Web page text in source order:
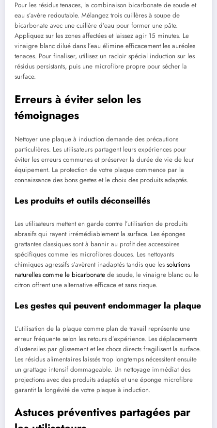
Pour les résidus tenaces, la combinaison bicarbonate de soude et
eau s’avère redoutable. Mélangez trois cuillères à soupe de
bicarbonate avec une cuillère d’eau pour former une pâte.
Appliquez sur les zones affectées et laissez agir 15 minutes. Le
vinaigre blanc dilué dans l’eau élimine efficacement les auréoles
tenaces. Pour finaliser, utilisez un racloir spécial induction sur les
résidus persistants, puis une microfibre propre pour sécher la
surface.
Erreurs à éviter selon les
témoignages
Nettoyer une plaque à induction demande des précautions
particulières. Les utilisateurs partagent leurs expériences pour
éviter les erreurs communes et préserver la durée de vie de leur
équipement. La protection de votre plaque commence par la
connaissance des bons gestes et le choix des produits adaptés.
Les produits et outils déconseillés
Les utilisateurs mettent en garde contre l’utilisation de produits
abrasifs qui rayent irrémédiablement la surface. Les éponges
grattantes classiques sont à bannir au profit des accessoires
spécifiques comme les microfibres douces. Les nettoyants
chimiques agressifs s’avèrent inadaptés tandis que les solutions
naturelles comme le bicarbonate de soude, le vinaigre blanc ou le
citron offrent une alternative efficace et sans risque.
Les gestes qui peuvent endommager la plaque
L’utilisation de la plaque comme plan de travail représente une
erreur fréquente selon les retours d’expérience. Les déplacements
d’ustensiles par glissement et les chocs directs fragilisent la surface.
Les résidus alimentaires laissés trop longtemps nécessitent ensuite
un grattage intensif dommageable. Un nettoyage immédiat des
projections avec des produits adaptés et une éponge microfibre
garantit la longévité de votre plaque à induction.
Astuces préventives partagées par